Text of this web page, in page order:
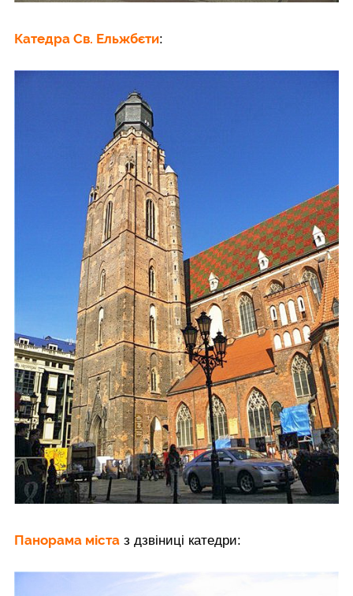
Катедра Св. Ельжбєти:
Панорама міста з дзвіниці катедри: